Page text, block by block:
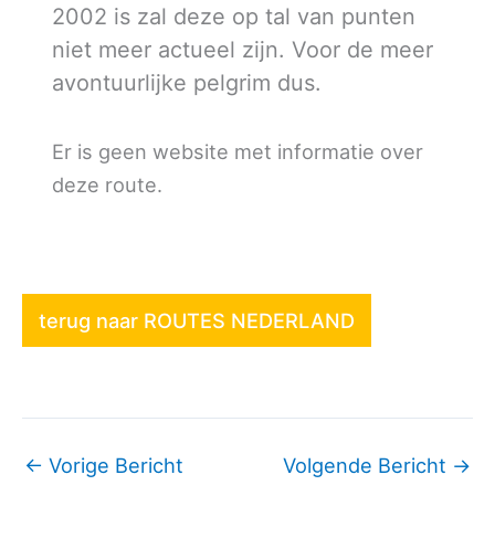
2002 is zal deze op tal van punten
niet meer actueel zijn. Voor de meer
avontuurlijke pelgrim dus.
Er is geen website met informatie over
deze route.
terug naar ROUTES NEDERLAND
← Vorige Bericht Volgende Bericht →